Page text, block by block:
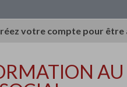
votre compte pour